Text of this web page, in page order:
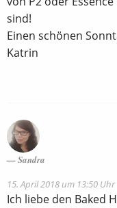
sind!
Einen schönen
Katrin
Sandra
15. April 2018 um 13:50 Uhr
Ich liebe den Baked